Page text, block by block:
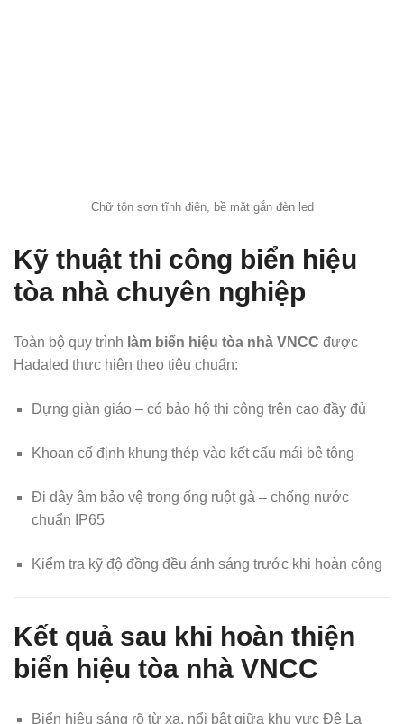
Chữ tôn sơn tĩnh điện, bề mặt gắn đèn led
Kỹ thuật thi công biển hiệu
tòa nhà chuyên nghiệp
Toàn bộ quy trình làm biển hiệu tòa nhà VNCC được
Hadaled thực hiện theo tiêu chuẩn:
Dựng giàn giáo – có bảo hộ thi công trên cao đầy đủ
Khoan cố định khung thép vào kết cấu mái bê tông
Đi dây âm bảo vệ trong ống ruột gà – chống nước
chuẩn IP65
Kiểm tra kỹ độ đồng đều ánh sáng trước khi hoàn công
Kết quả sau khi hoàn thiện
biển hiệu tòa nhà VNCC
Biển hiệu sáng rõ từ xa, nổi bật giữa khu vực Đê La